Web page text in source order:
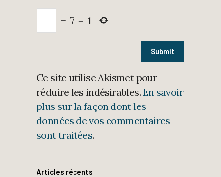
− 7 = 1
Ce site utilise Akismet pour
réduire les indésirables.En savoir
plus sur la façon dont les
données de vos commentaires
sont traitées.
Articles récents